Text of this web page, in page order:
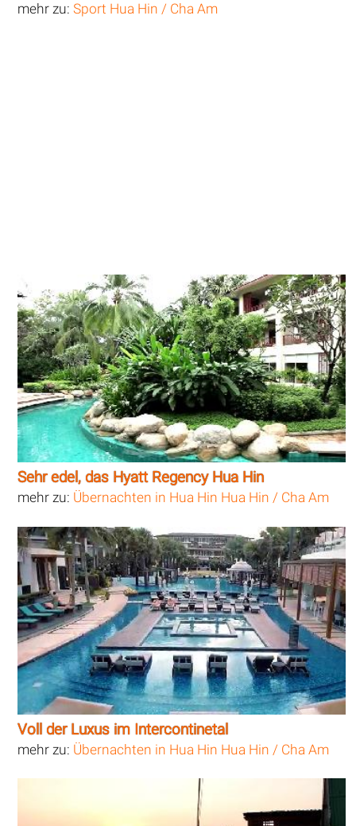
mehr zu:Sport Hua Hin / Cha Am
Sehr edel, das Hyatt Regency Hua Hin
mehr zu: Übernachten in Hua Hin Hua Hin / Cha Am
Voll der Luxus im Intercontinetal
mehr zu: Übernachten in Hua Hin Hua Hin / Cha Am